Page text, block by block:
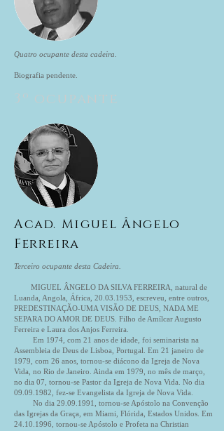
Quatro ocupante desta cadeira.
Biografia pendente.
3º ocupante
Acad. Miguel Ângelo
Ferreira
Terceiro ocupante desta Cadeira.
MIGUEL ÂNGELO DA SILVA FERREIRA, natural de
Luanda, Angola, África, 20.03.1953 , escreveu, entre outros,
PREDESTINAÇÃO-UMA VISÃO DE DEUS, NADA ME
SEPARA DO AMOR DE DEUS. Filho de Amílcar Augusto
Ferreira e Laura dos Anjos Ferreira.
Em 1974, com 21 anos de idade, foi seminarista na
Assembleia de Deus de Lisboa, Portugal. Em 21 janeiro de
1979, com 26 anos, tornou-se diácono da Igreja de Nova
Vida, no Rio de Janeiro. Ainda em 1979, no mês de março,
no dia 07, tornou-se Pastor da Igreja de Nova Vida. No dia
09.09.1982, fez-se Evangelista da Igreja de Nova Vida.
No dia 29.09.1991, tornou-se Apóstolo na Convenção
das Igrejas da Graça, em Miami, Flórida, Estados Unidos. Em
24.10.1996, tornou-se Apóstolo e Profeta na Christian